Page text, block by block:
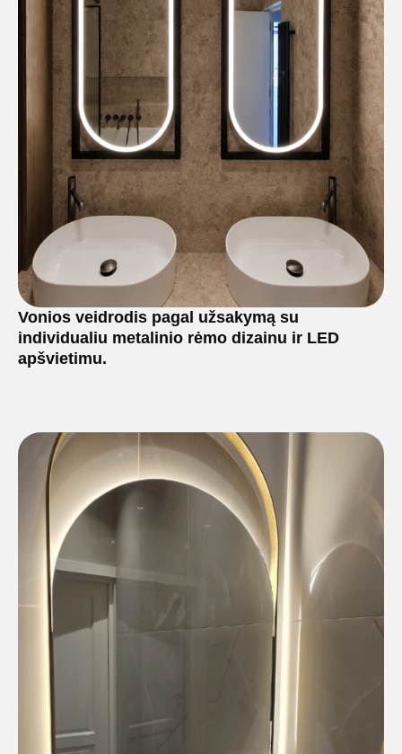
Vonios veidrodis pagal užsakymą su
individualiu metalinio rėmo dizainu ir LED
apšvietimu.